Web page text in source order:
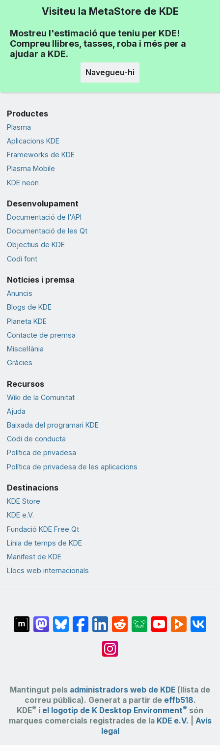
Visiteu la MetaStore de KDE
Mostreu l'estimació que teniu per KDE!
Compreu llibres, tasses, roba i més per a
ajudar a KDE.
Navegueu-hi
Productes
Plasma
Aplicacions KDE
Frameworks de KDE
Plasma Mobile
KDE neon
Desenvolupament
Documentació de l'API
Documentació de les Qt
Objectius de KDE
Codi font
Notícies i premsa
Anuncis
Blogs de KDE
Planeta KDE
Contacte de premsa
Miscel·lània
Gràcies
Recursos
Wiki de la Comunitat
Ajuda
Baixada del programari KDE
Codi de conducta
Política de privadesa
Política de privadesa de les aplicacions
Destinacions
KDE Store
KDE e.V.
Fundació KDE Free Qt
Línia de temps de KDE
Manifest de KDE
Llocs web internacionals
Mantingut pels administradors web de KDE (llista de
correu pública). Generat a partir de effb518.
KDE® i el logotip de K Desktop Environment® són
marques comercials registrades de la KDE e.V.
Avís
legal